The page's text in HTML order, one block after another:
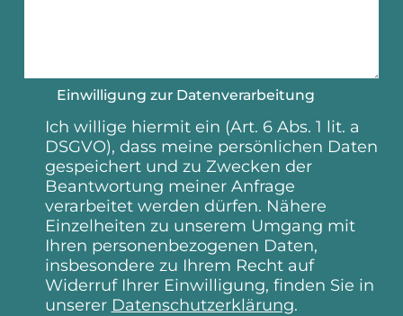
Einwilligung zur Datenverarbeitung
Ich willige hiermit ein (Art. 6 Abs. 1 lit. a
DSGVO), dass meine persönlichen Daten
gespeichert und zu Zwecken der
Beantwortung meiner Anfrage
verarbeitet werden dürfen. Nähere
Einzelheiten zu unserem Umgang mit
Ihren personenbezogenen Daten,
insbesondere zu Ihrem Recht auf
Widerruf Ihrer Einwilligung, finden Sie in
unserer Datenschutzerklärung.